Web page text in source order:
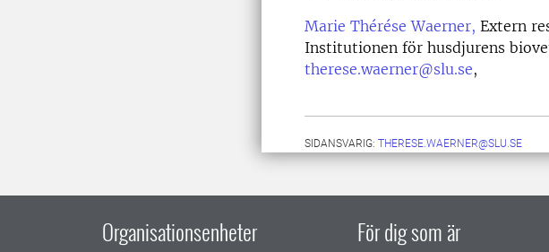
Marie Thérése Waerner, Extern
Institutionen för husdjurens
therese.waerner@slu.se,
SIDANSVARIG: THERESE.WAERNER@SLU.SE
Organisationsenheter För dig som är